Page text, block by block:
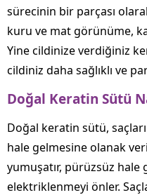
sürecinin bir parçası
kuru ve mat görünüme,
Yine cildinize verdiğiniz
cildiniz daha sağlıklı ve
Doğal Keratin Sütü
Doğal keratin sütü,
hale gelmesine olanak
yumuşatır, pürüzsüz hale
elektriklenmeyi önler.